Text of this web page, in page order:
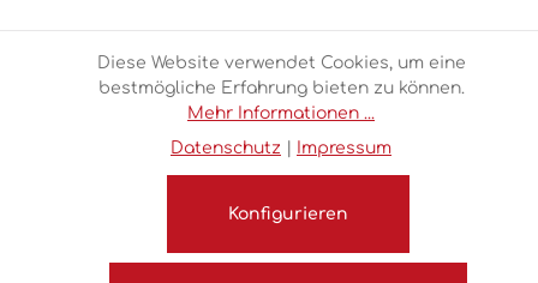
Diese Website verwendet Cookies, um eine
bestmögliche Erfahrung bieten zu können.
Mehr Informationen ...
Datenschutz
Impressum
Konfigurieren